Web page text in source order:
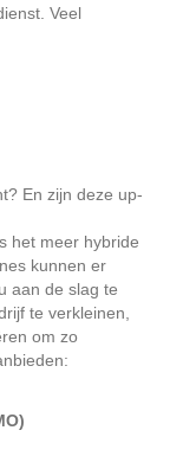
Veel
En zijn deze up-
het meer hybride
kunnen er
aan de slag te
te verkleinen,
om zo